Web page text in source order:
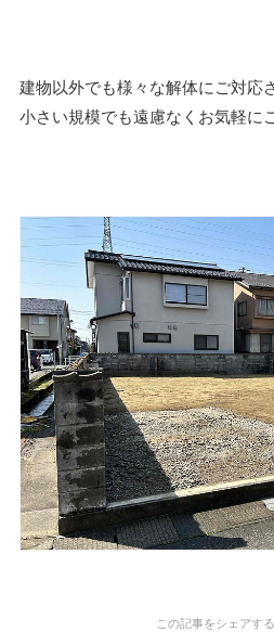
建物以外でも様々な解体にご対応
小さい規模でも遠慮なくお気軽に
この記事をシェアする